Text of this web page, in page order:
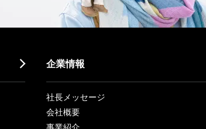
企業情報
社長メッセージ
会社概要